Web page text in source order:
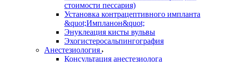
стоимости пессария)
Установка контрацептивного импланта
&quot;Импланон&quot;
Энуклеация кисты вульвы
Эхогистеросальпингография
Анестезиология
Консультация анестезиолога